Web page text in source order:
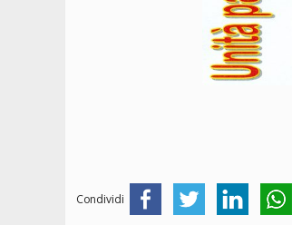
Condividi